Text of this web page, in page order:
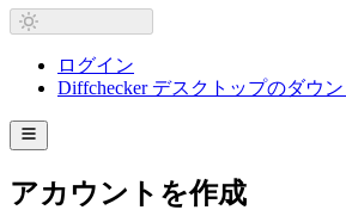
ログイン
Diffchecker デスクトップのダウ
アカウントを作成